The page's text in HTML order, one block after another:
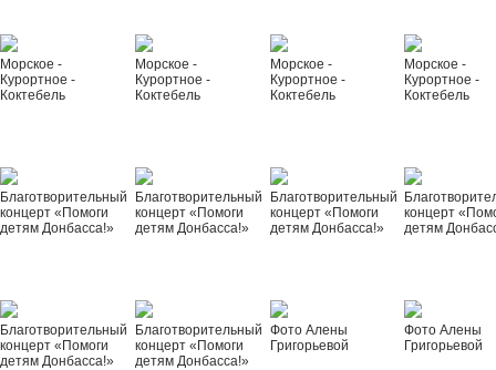
Морское -
Курортное -
Коктебель
Морское -
Курортное -
Коктебель
Морское -
Курортное -
Коктебель
Морское -
Курортное -
Коктебель
Благотворительный
концерт «Помоги
детям Донбасса!»
Благотворительный
концерт «Помоги
детям Донбасса!»
Благотворительный
концерт «Помоги
детям Донбасса!»
концерт
детям
Благотворительный
концерт «Помоги
детям Донбасса!»
Благотворительный
концерт «Помоги
детям Донбасса!»
Фото Алены
Григорьевой
Фото Алены
Григорьевой